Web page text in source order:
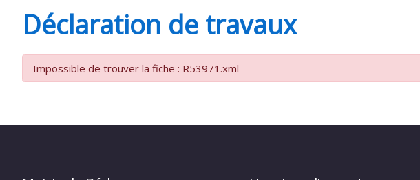
(PAS
DE
Déclaration de travaux
Impossible de trouver la fiche : R53971.xml